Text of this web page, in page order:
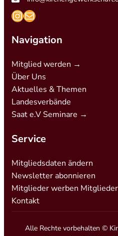
https://
Navigation
Mitglied werden →
Über Uns
Aktuelles & Themen
Landesverbände
Saat e.V Seminare →
Service
Mitgliedsdaten ändern
Newsletter abonnieren
Mitglieder werben Mitglieder
Kontakt
Alle Rechte vorbehalten ©